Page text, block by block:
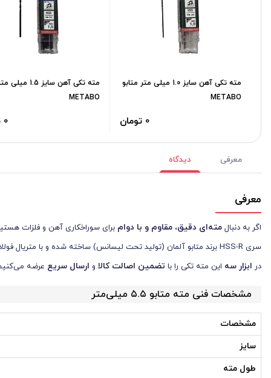
مته تکی آهن سایز 1.0 میلی متر متابو
METABO
0 تومان
مته تکی آهن سایز
METABO
0 تومان
معرفی دیدگاه
معرفی
اگر به دنبال مته‌ای دقیق، مقاوم و با دوام
سری HSS-R برند متابو آلمان (تولید تحت لیسانس) ساخته شده و با متریال فولاد تندبر با روکش رول شده عملکرد فوق‌العاده‌ای در مواد سخت ارائه می‌دهد.
در ابزار سه این مته تکی را با تضمین اصالت کالا و ارسال سریع عرضه
مشخصات فنی مته متابو ۵.۵ میلی‌متر
مشخصات
سایز
طول مته